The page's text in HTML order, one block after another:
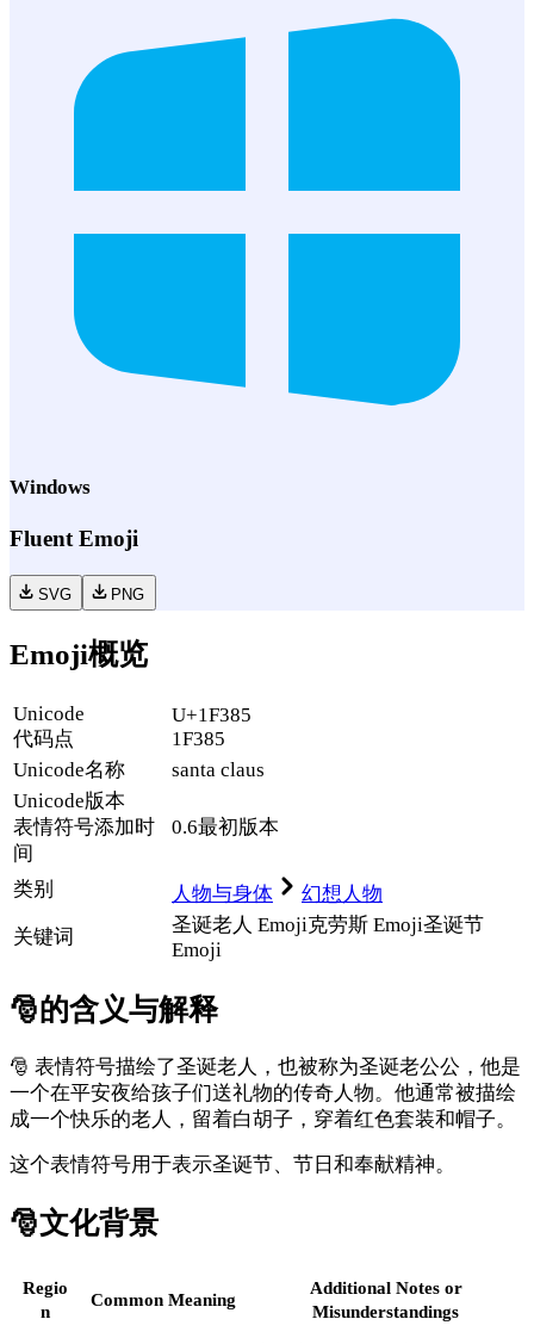
Windows
Fluent Emoji
SVG PNG
Emoji概览
Unicode
代码点
U+1F385
1F385
Unicode名称
santa claus
Unicode版本
表情符号添加时
间
0.6最初版本
类别 人物与身体
幻想人物
关键词
圣诞老人 Emoji克劳斯 Emoji圣诞节
Emoji
🎅的含义与解释
🎅 表情符号描绘了圣诞老人，也被称为圣诞老公公，他是
一个在平安夜给孩子们送礼物的传奇人物。他通常被描绘
成一个快乐的老人，留着白胡子，穿着红色套装和帽子。
这个表情符号用于表示圣诞节、节日和奉献精神。
🎅文化背景
Regio
n
Common Meaning
Additional Notes or
Misunderstandings